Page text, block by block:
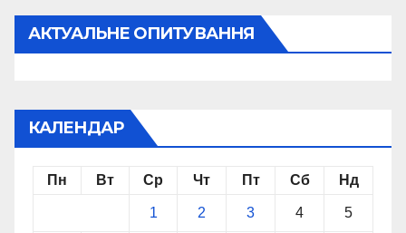
АКТУАЛЬНЕ ОПИТУВАННЯ
КАЛЕНДАР
Пн Вт Ср Чт Пт Сб Нд
1 2 3 4 5